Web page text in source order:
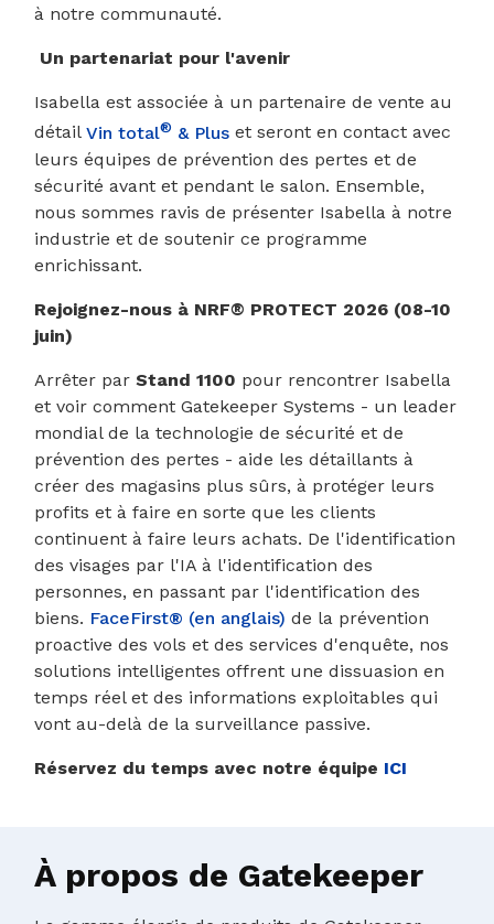
à notre communauté.
Un partenariat pour l'avenir
Isabella est associée à un partenaire de vente au
détail Vin total® & Plus et seront en contact avec
leurs équipes de prévention des pertes et de
sécurité avant et pendant le salon. Ensemble,
nous sommes ravis de présenter Isabella à notre
industrie et de soutenir ce programme
enrichissant.
Rejoignez-nous à NRF® PROTECT 2026 (08-10
juin)
Arrêter par Stand 1100 pour rencontrer Isabella
et voir comment Gatekeeper Systems - un leader
mondial de la technologie de sécurité et de
prévention des pertes - aide les détaillants à
créer des magasins plus sûrs, à protéger leurs
profits et à faire en sorte que les clients
continuent à faire leurs achats. De l'identification
des visages par l'IA à l'identification des
personnes, en passant par l'identification des
biens. FaceFirst® (en anglais) de la prévention
proactive des vols et des services d'enquête, nos
solutions intelligentes offrent une dissuasion en
temps réel et des informations exploitables qui
vont au-delà de la surveillance passive.
Réservez du temps avec notre équipe ICI
À propos de Gatekeeper